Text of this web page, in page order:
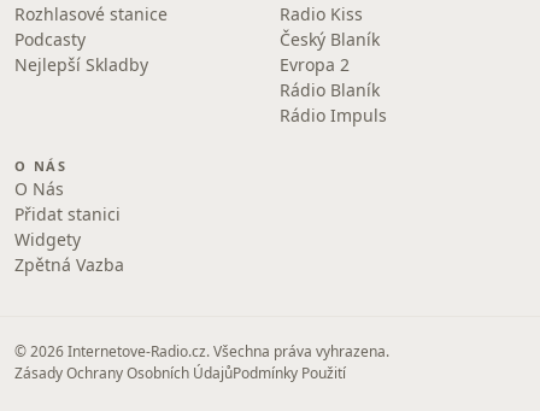
Rozhlasové stanice
Podcasty
Nejlepší Skladby
Radio Kiss
Český Blaník
Evropa 2
Rádio Blaník
Rádio Impuls
O NÁS
O Nás
Přidat stanici
Widgety
Zpětná Vazba
© 2026 Internetove-Radio.cz. Všechna práva vyhrazena.
Zásady Ochrany Osobních ÚdajůPodmínky Použití